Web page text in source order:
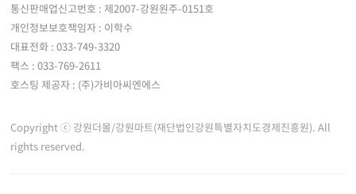
통신판매업신고번호 : 제2007-강원원주-0151호
개인정보보호책임자 : 이학수
대표전화 : 033-749-3320
팩스 : 033-769-2611
호스팅 제공자 : (주)가비아씨엔에스
Copyright ⓒ 강원더몰/강원마트(재단법인강원특별자치도경제진흥원). All
rights reserved.